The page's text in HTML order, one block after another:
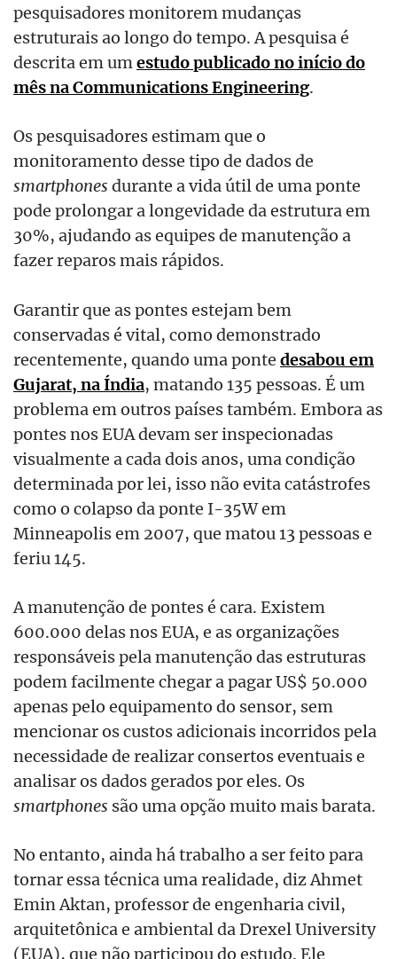
pesquisadores monitorem mudanças
estruturais ao longo do tempo. A pesquisa é
descrita em umestudo publicado no início do
mês na Communications Engineering.
Os pesquisadores estimam que o
monitoramento desse tipo de dados de
smartphones durante a vida útil de uma ponte
pode prolongar a longevidade da estrutura em
30%, ajudando as equipes de manutenção a
fazer reparos mais rápidos.
Garantir que as pontes estejam bem
conservadas é vital, como demonstrado
recentemente, quando uma ponte desabou em
Gujarat, na Índia, matando 135 pessoas. É um
problema em outros países também. Embora as
pontes nos EUA devam ser inspecionadas
visualmente a cada dois anos, uma condição
determinada por lei, isso não evita catástrofes
como o colapso da ponte I-35W em
Minneapolis em 2007, que matou 13 pessoas e
feriu 145.
A manutenção de pontes é cara. Existem
600.000 delas nos EUA, e as organizações
responsáveis pela manutenção das estruturas
podem facilmente chegar a pagar US$ 50.000
apenas pelo equipamento do sensor, sem
mencionar os custos adicionais incorridos pela
necessidade de realizar consertos eventuais e
analisar os dados gerados por eles. Os
smartphones são uma opção muito mais barata.
No entanto, ainda há trabalho a ser feito para
tornar essa técnica uma realidade, diz Ahmet
Emin Aktan, professor de engenharia civil,
arquitetônica e ambiental da Drexel University
(EUA), que não participou do estudo. Ele